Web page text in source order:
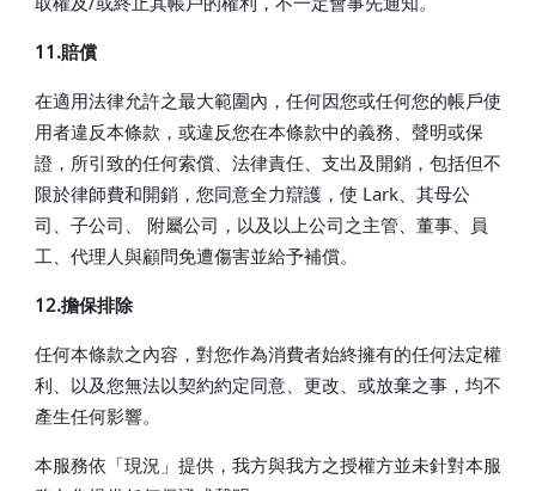
11.賠償
在適用法律允許之最大範圍內，任何因您或任何您的帳戶使
用者違反本條款，或違反您在本條款中的義務、聲明或保
證，所引致的任何索償、法律責任、支出及開銷，包括但不
限於律師費和開銷，您同意全力辯護，使 Lark、其母公
司、子公司、 附屬公司，以及以上公司之主管、董事、員
工、代理人與顧問免遭傷害並給予補償。
12.擔保排除
任何本條款之內容，對您作為消費者始終擁有的任何法定權
利、以及您無法以契約約定同意、更改、或放棄之事，均不
產生任何影響。
本服務依「現況」提供，我方與我方之授權方並未針對本服